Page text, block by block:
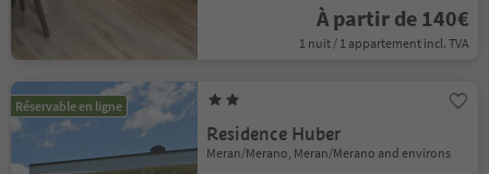
À partir de 140€
1 nuit / 1 appartement incl. TVA
Réservable en ligne
Residence Huber
Meran/Merano, Meran/Merano and environs